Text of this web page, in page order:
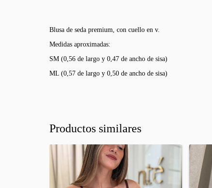
Blusa de seda premium, con cuello en v.
Medidas aproximadas:
SM (0,56 de largo y 0,47 de ancho de sisa)
ML (0,57 de largo y 0,50 de ancho de sisa)
Productos similares